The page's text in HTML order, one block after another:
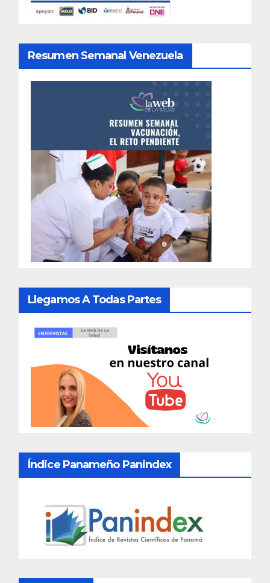
Resumen Semanal Venezuela
Llegamos A Todas Partes
Índice Panameño Panindex